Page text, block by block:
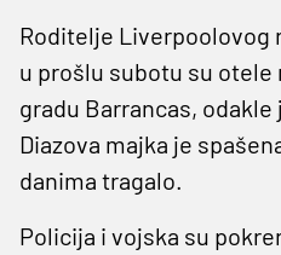
Roditelje Liverpoolovog
u prošlu subotu su otele
gradu Barrancas,
Diazova majka je
danima tragalo.
Policija i vojska su